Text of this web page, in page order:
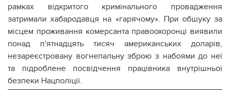
рамках відкритого кримінального провадження
затримали хабародавця на «гарячому». При обшуку за
місцем проживання комерсанта правоохоронці виявили
понад п'ятнадцять тисяч американських доларів,
незареєстровану вогнепальну зброю з набоями до неї
та підроблене посвідчення працівника внутрішньої
безпеки Нацполіції.